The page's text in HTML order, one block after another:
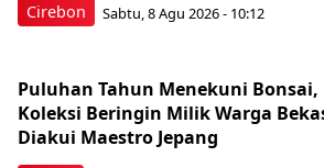
Cirebon Sabtu, 8 Agu 2026 - 10:12
Puluhan Tahun Menekuni Bonsai,
Koleksi Beringin Milik Warga
Diakui Maestro Jepang